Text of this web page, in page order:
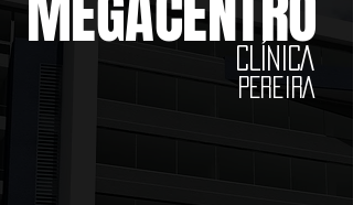
CLÍNICA
PEREIRA